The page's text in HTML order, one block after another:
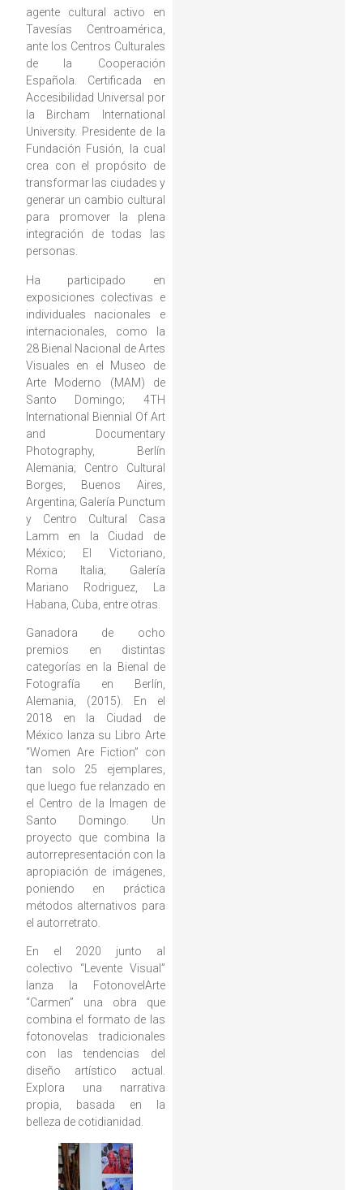
agente cultural activo en
Tavesías Centroamérica,
ante los Centros Culturales
de la Cooperación
Española. Certificada en
Accesibilidad Universal por
la Bircham International
University. Presidente de la
Fundación Fusión, la cual
crea con el propósito de
transformar las ciudades y
generar un cambio cultural
para promover la plena
integración de todas las
personas.
Ha participado en
exposiciones colectivas e
individuales nacionales e
internacionales, como la
28 Bienal Nacional de Artes
Visuales en el Museo de
Arte Moderno (MAM) de
Santo Domingo; 4TH
International Biennial Of Art
and Documentary
Photography, Berlín
Alemania; Centro Cultural
Borges, Buenos Aires,
Argentina; Galería Punctum
y Centro Cultural Casa
Lamm en la Ciudad de
México; El Victoriano,
Roma Italia; Galería
Mariano Rodriguez, La
Habana, Cuba, entre otras.
Ganadora de ocho
premios en distintas
categorías en la Bienal de
Fotografía en Berlín,
Alemania, (2015). En el
2018 en la Ciudad de
México lanza su Libro Arte
“Women Are Fiction” con
tan solo 25 ejemplares,
que luego fue relanzado en
el Centro de la Imagen de
Santo Domingo. Un
proyecto que combina la
autorrepresentación con la
apropiación de imágenes,
poniendo en práctica
métodos alternativos para
el autorretrato.
En el 2020 junto al
colectivo “Levente Visual”
lanza la FotonovelArte
“Carmen” una obra que
combina el formato de las
fotonovelas tradicionales
con las tendencias del
diseño artístico actual.
Explora una narrativa
propia, basada en la
belleza de cotidianidad.